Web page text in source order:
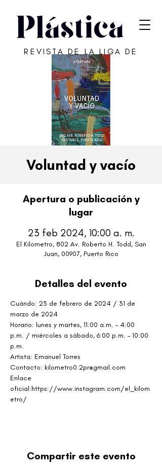
REVISTA DE LA LIGA DE
ARTE DE SAN JUAN
Voluntad y vacío
Apertura o publicación y
lugar
23 feb 2024, 10:00 a. m.
El Kilometro, 802 Av. Roberto H. Todd, San
Juan, 00907, Puerto Rico
Detalles del evento
Cuándo: 23 de febrero de 2024 / 31 de
marzo de 2024
Horario: lunes y martes, 11:00 a.m. – 4:00
p.m. / miércoles a sábado, 6:00 p.m. – 10:00
p.m.
Artista: Emanuel Torres
Contacto: kilometro0.2pr@gmail.com
Enlace
oficial:https://www.instagram.com/el_kilom
etro/
Compartir este evento